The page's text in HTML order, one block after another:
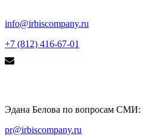
info@irbiscompany.ru
+7 (812) 416-67-01
Эдана Белова по вопросам СМИ:
pr@irbiscompany.ru